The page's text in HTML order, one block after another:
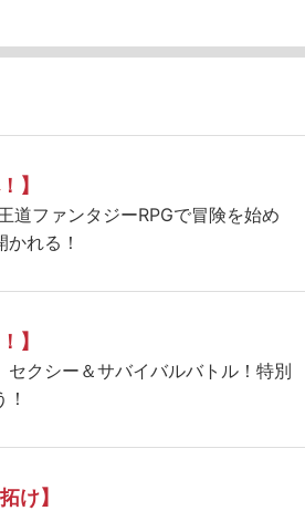
】
道ファンタジーRPGで冒険を始め
れる！
】
セクシー＆サバイバルバトル！特別
け】